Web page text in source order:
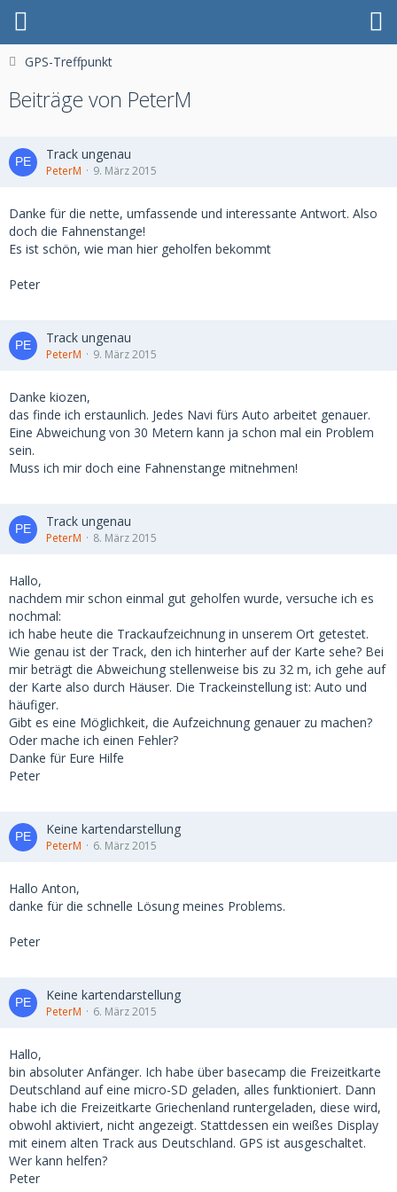
GPS-Treffpunkt
Beiträge von PeterM
Track ungenau
PeterM 9. März 2015
Danke für die nette, umfassende und interessante Antwort. Also
doch die Fahnenstange!
Es ist schön, wie man hier geholfen bekommt
Peter
Track ungenau
PeterM 9. März 2015
Danke kiozen,
das finde ich erstaunlich. Jedes Navi fürs Auto arbeitet genauer.
Eine Abweichung von 30 Metern kann ja schon mal ein Problem
sein.
Muss ich mir doch eine Fahnenstange mitnehmen!
Track ungenau
PeterM 8. März 2015
Hallo,
nachdem mir schon einmal gut geholfen wurde, versuche ich es
nochmal:
ich habe heute die Trackaufzeichnung in unserem Ort getestet.
Wie genau ist der Track, den ich hinterher auf der Karte sehe? Bei
mir beträgt die Abweichung stellenweise bis zu 32 m, ich gehe auf
der Karte also durch Häuser. Die Trackeinstellung ist: Auto und
häufiger.
Gibt es eine Möglichkeit, die Aufzeichnung genauer zu machen?
Oder mache ich einen Fehler?
Danke für Eure Hilfe
Peter
Keine kartendarstellung
PeterM 6. März 2015
Hallo Anton,
danke für die schnelle Lösung meines Problems.
Peter
Keine kartendarstellung
PeterM 6. März 2015
Hallo,
bin absoluter Anfänger. Ich habe über basecamp die Freizeitkarte
Deutschland auf eine micro-SD geladen, alles funktioniert. Dann
habe ich die Freizeitkarte Griechenland runtergeladen, diese wird,
obwohl aktiviert, nicht angezeigt. Stattdessen ein weißes Display
mit einem alten Track aus Deutschland. GPS ist ausgeschaltet.
Wer kann helfen?
Peter